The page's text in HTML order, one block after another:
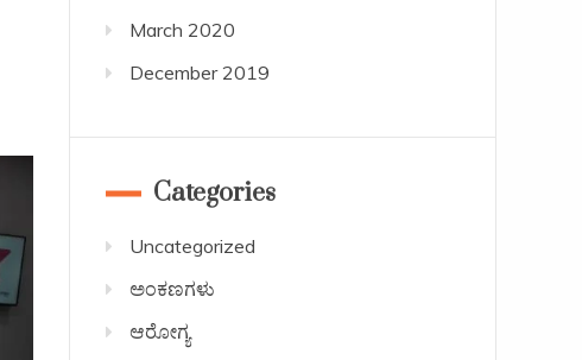
March 2020
December 2019
Categories
Uncategorized
ಅಂಕಣಗಳು
ಆರೋಗ್ಯ